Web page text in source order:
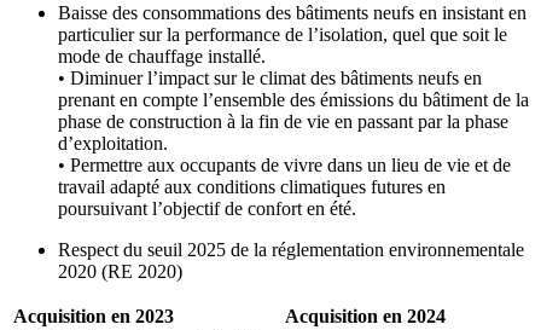
Baisse des consommations des bâtiments neufs en insistant en
particulier sur la performance de l’isolation, quel que soit le
mode de chauffage installé.
• Diminuer l’impact sur le climat des bâtiments neufs en
prenant en compte l’ensemble des émissions du bâtiment de la
phase de construction à la fin de vie en passant par la phase
d’exploitation.
• Permettre aux occupants de vivre dans un lieu de vie et de
travail adapté aux conditions climatiques futures en
poursuivant l’objectif de confort en été.
Respect du seuil 2025 de la réglementation environnementale
2020 (RE 2020)
Acquisition en 2023
Acquisition en 2024